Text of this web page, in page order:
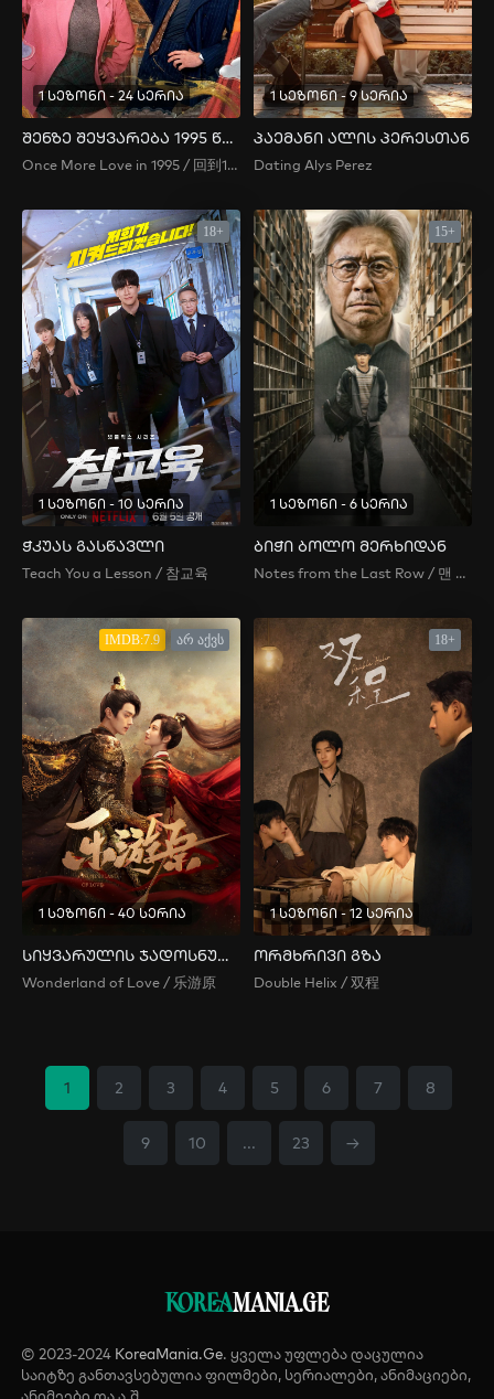
1 სეზონი - 24 სერია
შენზე შეყვარება 1995 წელს
Once More Love in 1995 / 回到1995爱上你
1 სეზონი - 9 სერია
პაემანი ალის პერესთან
Dating Alys Perez
18+
1 სეზონი - 10 სერია
ჭკუას გასწავლი
Teach You a Lesson / 참교육
15+
1 სეზონი - 6 სერია
ბიჭი ბოლო მერხიდან
Notes from the Last Row / 맨 끝줄 소년
IMDB:7.9 არ აქვს
1 სეზონი - 40 სერია
სიყვარულის ჯადოსნური ქვეყანა
Wonderland of Love / 乐游原
18+
1 სეზონი - 12 სერია
ორმხრივი გზა
Double Helix / 双程
1 2 3 4 5 6 7 8
9 10 ... 23 →
KOREAMANIA.GE
© 2023-2024 KoreaMania.Ge. ყველა უფლება დაცულია
საიტზე განთავსებულია ფილმები, სერიალები, ანიმაციები,
ანიმეები და ა.შ